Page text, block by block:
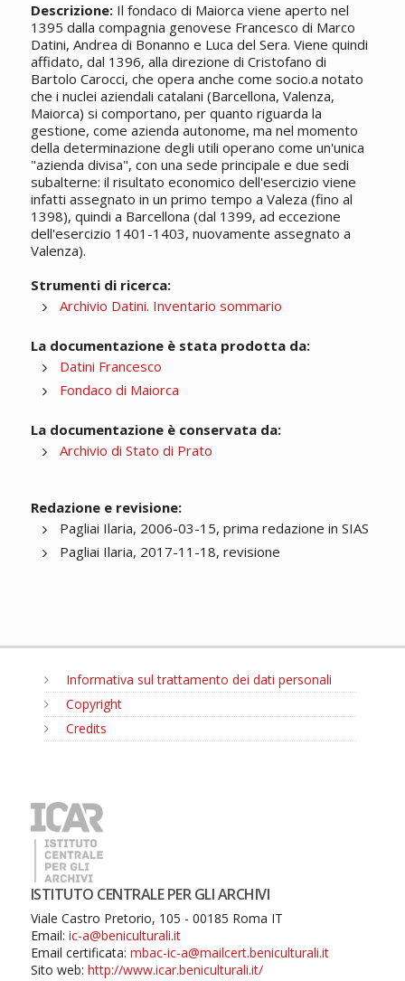
Descrizione:Il fondaco di Maiorca viene aperto nel
1395 dalla compagnia genovese Francesco di Marco
Datini, Andrea di Bonanno e Luca del Sera. Viene quindi
affidato, dal 1396, alla direzione di Cristofano di
Bartolo Carocci, che opera anche come socio.a notato
che i nuclei aziendali catalani (Barcellona, Valenza,
Maiorca) si comportano, per quanto riguarda la
gestione, come azienda autonome, ma nel momento
della determinazione degli utili operano come un'unica
"azienda divisa", con una sede principale e due sedi
subalterne: il risultato economico dell'esercizio viene
infatti assegnato in un primo tempo a Valeza (fino al
1398), quindi a Barcellona (dal 1399, ad eccezione
dell'esercizio 1401-1403, nuovamente assegnato a
Valenza).
Strumenti di ricerca:
Archivio Datini. Inventario sommario
La documentazione è stata prodotta da:
Datini Francesco
Fondaco di Maiorca
La documentazione è conservata da:
Archivio di Stato di Prato
Redazione e revisione:
Pagliai Ilaria, 2006-03-15, prima redazione in SIAS
Pagliai Ilaria, 2017-11-18, revisione
Informativa sul trattamento dei dati personali
Copyright
Credits
ISTITUTO CENTRALE PER GLI ARCHIVI
Viale Castro Pretorio, 105 - 00185 Roma IT
Email: ic-a@beniculturali.it
Email certificata: mbac-ic-a@mailcert.beniculturali.it
Sito web: http://www.icar.beniculturali.it/